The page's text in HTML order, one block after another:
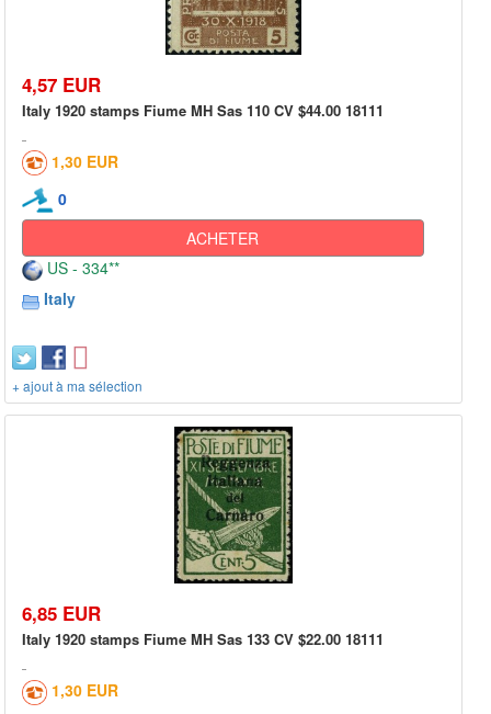
4,57 EUR
Italy 1920 stamps Fiume MH Sas 110 CV $44.00 18111
1,30 EUR
0
ACHETER
US - 334**
Italy
+ ajout à ma sélection
6,85 EUR
Italy 1920 stamps Fiume MH Sas 133 CV $22.00 18111
1,30 EUR